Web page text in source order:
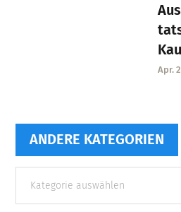
Apr.
ANDERE KATEGORIEN
Kategorien